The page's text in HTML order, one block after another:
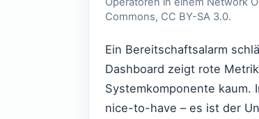
Commons, CC BY-SA 3.0.
Ein Bereitschaftsalarm
Dashboard zeigt rote
Systemkomponente kaum.
nice-to-have – es ist der